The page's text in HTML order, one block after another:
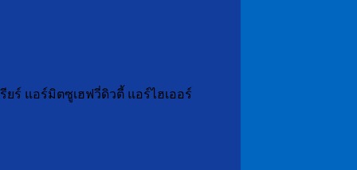
ร์ แอร์มิตซูเฮฟวี่ดิวตี้ แอร์ไฮเออร์